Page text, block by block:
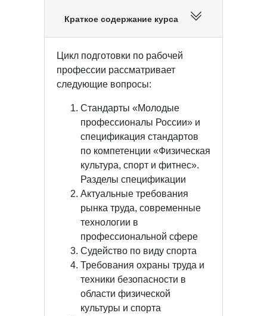
Краткое содержание курса
Цикл подготовки по рабочей
профессии рассматривает
следующие вопросы:
Стандарты «Молодые
профессионалы России» и
спецификация стандартов
по компетенции «Физическая
культура, спорт и фитнес».
Разделы спецификации
Актуальные требования
рынка труда, современные
технологии в
профессиональной сфере
Судейство по виду спорта
Требования охраны труда и
техники безопасности в
области физической
культуры и спорта